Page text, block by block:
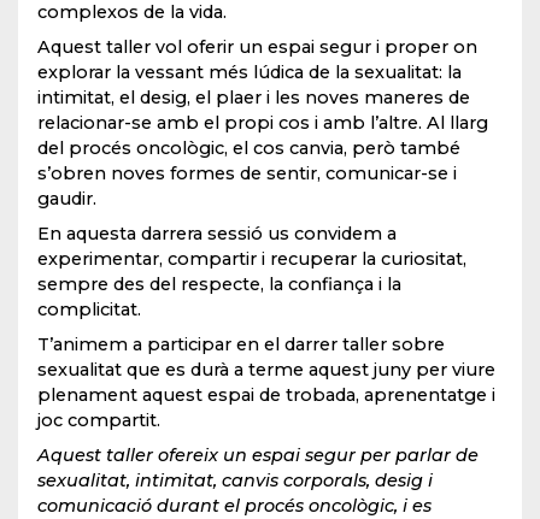
complexos de la vida.
Aquest taller vol oferir un espai segur i proper on
explorar la vessant més lúdica de la sexualitat: la
intimitat, el desig, el plaer i les noves maneres de
relacionar-se amb el propi cos i amb l’altre. Al llarg
del procés oncològic, el cos canvia, però també
s’obren noves formes de sentir, comunicar-se i
gaudir.
En aquesta darrera sessió us convidem a
experimentar, compartir i recuperar la curiositat,
sempre des del respecte, la confiança i la
complicitat.
T’animem a participar en el darrer taller sobre
sexualitat que es durà a terme aquest juny per viure
plenament aquest espai de trobada, aprenentatge i
joc compartit.
Aquest taller ofereix un espai segur per parlar de
sexualitat, intimitat, canvis corporals, desig i
comunicació durant el procés oncològic, i es